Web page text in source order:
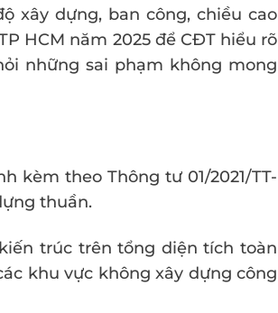
xây dựng, ban công, chiều cao
HCM năm 2025 để CĐT hiểu rõ
những sai phạm không mong
kèm theo Thông tư 01/2021/TT-
thuần.
trúc trên tổng diện tích toàn
khu vực không xây dựng công